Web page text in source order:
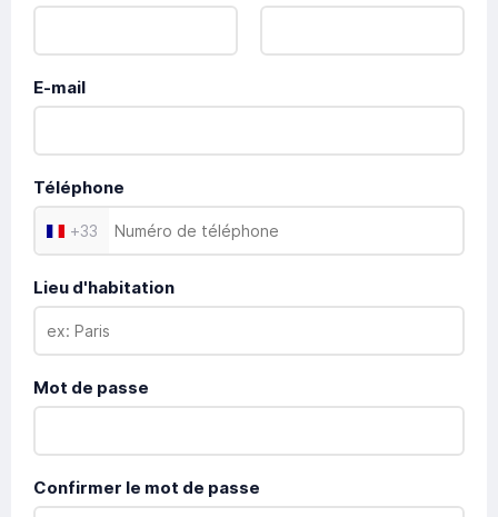
E-mail
Téléphone
+33
Lieu d'habitation
Mot de passe
Confirmer le mot de passe